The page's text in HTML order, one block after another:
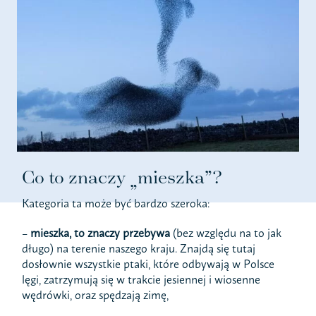
Co to znaczy „mieszka”?
Kategoria ta może być bardzo szeroka:
– mieszka, to znaczy przebywa (bez względu na to jak
długo) na terenie naszego kraju. Znajdą się tutaj
dosłownie wszystkie ptaki, które odbywają w Polsce
lęgi, zatrzymują się w trakcie jesiennej i wiosenne
wędrówki, oraz spędzają zimę,